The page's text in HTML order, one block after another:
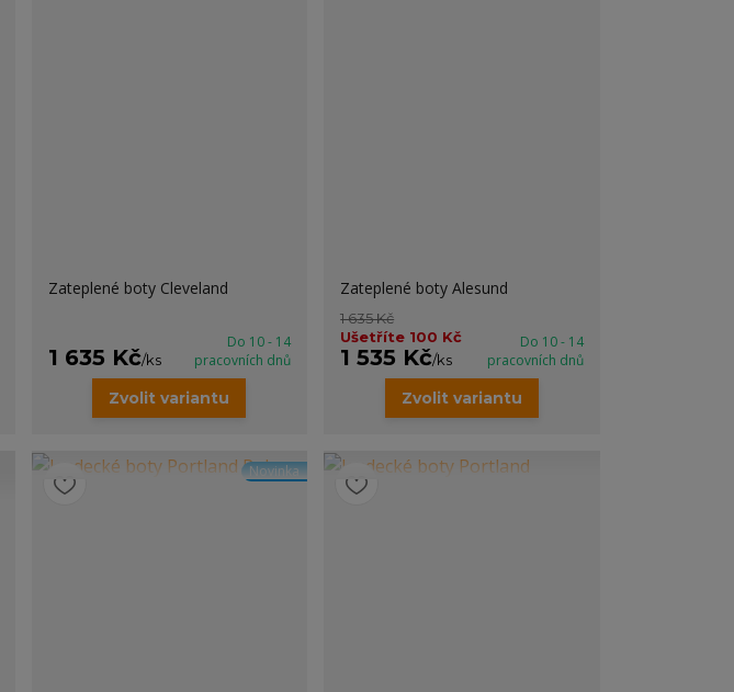
Zateplené boty Cleveland
1 635 Kč/ks
Do 10 - 14
pracovních dnů
Zvolit variantu
Zateplené boty Alesund
1 635 Kč
Ušetříte 100 Kč
1 535 Kč/ks
Do 10 - 14
pracovních dnů
Zvolit variantu
Novinka